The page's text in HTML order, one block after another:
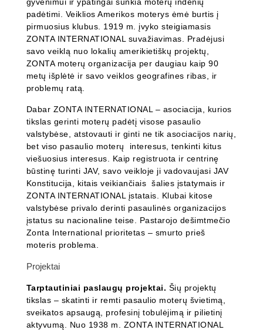
padėtimi. Veiklios Amerikos moterys ėmė burtis į
pirmuosius klubus. 1919 m. įvyko steigiamasis
ZONTA INTERNATIONAL suvažiavimas. Pradėjusi
savo veiklą nuo lokalių amerikietiškų projektų,
ZONTA moterų organizacija per daugiau kaip 90
metų išplėtė ir savo veiklos geografines ribas, ir
problemų ratą.
Dabar ZONTA INTERNATIONAL – asociacija, kurios
tikslas gerinti moterų padėtį visose pasaulio
valstybėse, atstovauti ir ginti ne tik asociacijos narių,
bet viso pasaulio moterų interesus, tenkinti kitus
viešuosius interesus. Kaip registruota ir centrinę
būstinę turinti JAV, savo veikloje ji vadovaujasi JAV
Konstitucija, kitais veikiančiais šalies įstatymais ir
ZONTA INTERNATIONAL įstatais. Klubai kitose
valstybėse privalo derinti pasaulinės organizacijos
įstatus su nacionaline teise. Pastarojo dešimtmečio
Zonta International prioritetas – smurto prieš
moteris problema.
Projektai
Tarptautiniai paslaugų projektai. Šių projektų
tikslas – skatinti ir remti pasaulio moterų švietimą,
sveikatos apsaugą, profesinį tobulėjimą ir pilietinį
aktyvumą. Nuo 1938 m. ZONTA INTERNATIONAL